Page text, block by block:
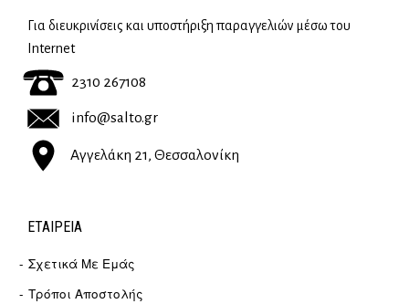
Για διευκρινίσεις και υποστήριξη παραγγελιών μέσω του
Internet
2310 267108
info@salto.gr
Αγγελάκη 21, Θεσσαλονίκη
ΕΤΑΙΡΕΊΑ
Σχετικά Με Εμάς
Τρόποι Αποστολής